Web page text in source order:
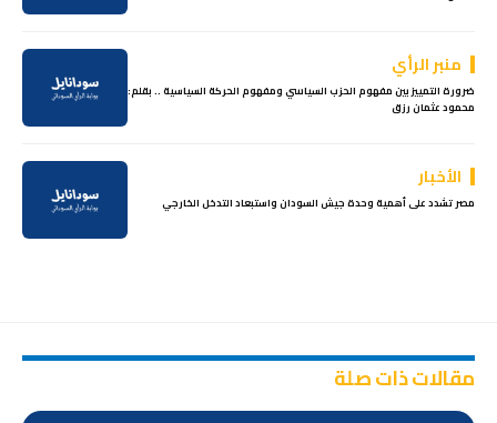
منبر الرأي
ضرورة التمييز بين مفهوم الحزب السياسي ومفهوم الحركة السياسية .. بقلم:
محمود عثمان رزق
الأخبار
مصر تشدد على أهمية وحدة جيش السودان واستبعاد التدخل الخارجي
مقالات ذات صلة